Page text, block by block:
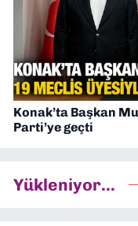
Konak’ta Başkan
Parti’ye geçti
Yükleniyor...